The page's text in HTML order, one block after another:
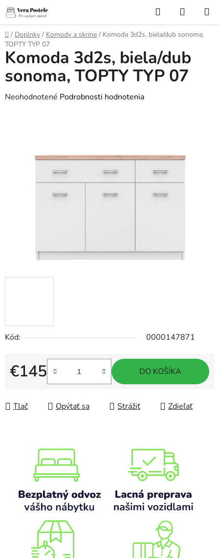
Prejsť
na
obsah
Hľadať
KOŠÍK
Domov
/ Doplnky / Komody a skrine / Komoda 3d2s, biela/dub sonoma,
TOPTY TYP 07
Kód: 0000147871
€145
Jednotková cena:
DO KOŠÍKA
Tlač Opýtať sa Strážiť Zdieľať
Komoda 3d2s, biela/dub
sonoma, TOPTY TYP 07
Priemerné
Neohodnotené Podrobnosti hodnotenia